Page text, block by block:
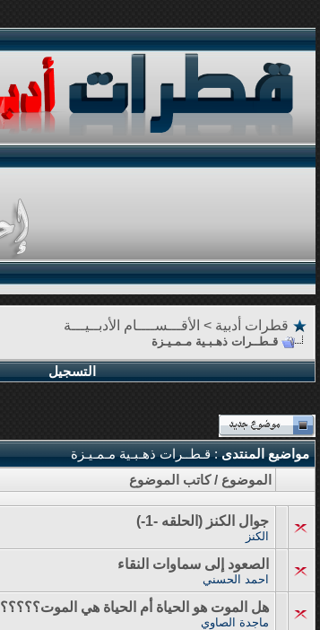
قطرات أدبية > الأقـــســــام الأدبــيـــة
قـطــرات ذهـبـية مـمـيـزة
التسجيل
مواضيع المنتدى: قـطــرات ذهـبـية مـمـيـزة
الموضوع /كاتب الموضوع
جوال الكنز (الحلقه -1-)
الكنز
الصعود إلى سماوات النقاء
احمد الحسني
هل الموت هو الحياة أم الحياة هي الموت؟؟؟؟؟
ماجدة الصاوي